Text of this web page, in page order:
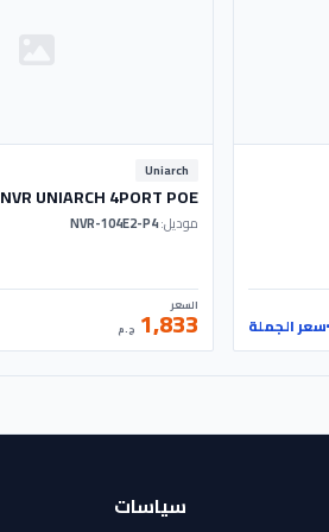
سعر الجملة
Uniarch
NVR UNIARCH 4PORT POE
موديل:NVR-104E2-P4
السعر
1,833 ج.م
سياسات